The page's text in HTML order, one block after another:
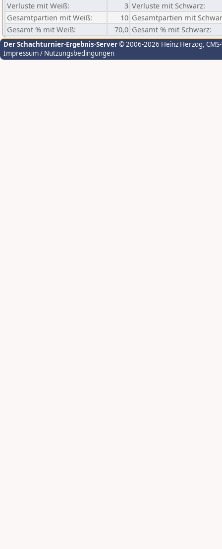
Verluste mit Weiß:
3 Verluste mit Schwarz:
Gesamtpartien mit Weiß:
10 Gesamtpartien mit
Gesamt % mit Weiß:
70,0 Gesamt % mit Schwarz:
Der Schachturnier-Ergebnis-Server© 2006-2026 Heinz Herzog,
Impressum / Nutzungsbedingungen